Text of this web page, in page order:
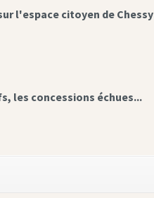
l'espace citoyen de Chessy
les concessions échues...